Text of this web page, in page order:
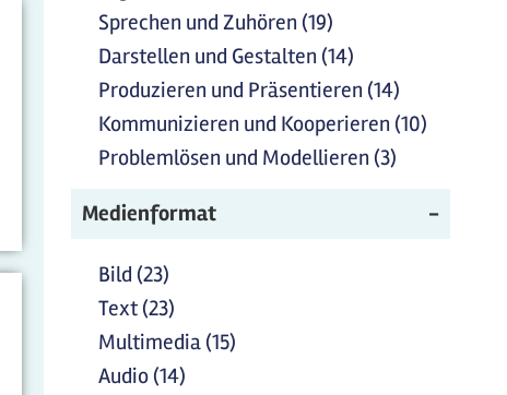
anwenden
Sprechen und Zuhören (19)
Zuhören Filter
anwenden
Darstellen und Gestalten (14)
Gestalten Filter
anwenden
Produzieren und Präsentieren (14)
und
Kommunizieren und Kooperieren (10)
Filter
Problemlösen und Modellieren (3)
Modellieren
Medienformat
Bild (23)
Text (23)
Multimedia (15)
Audio (14)